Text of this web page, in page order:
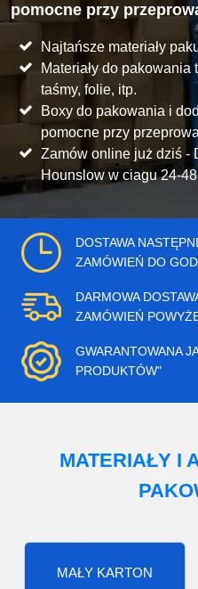
pomocne przy
Najtańsze materiały
Materiały do
taśmy, folie, itp.
Boxy do pakowania i
pomocne przy
Zamów online już dziś -
Hounslow w ciagu 24-
DOSTAWA
ZAMÓWIEŃ DO
DARMOWA
ZAMÓWIEŃ
GWARANTOWANA
PRODUKTÓW"
MATERIAŁY I
MAŁY KARTON